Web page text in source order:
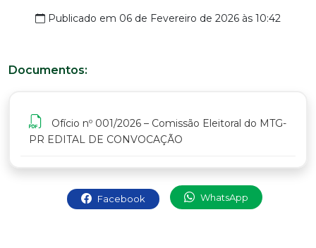
Publicado em 06 de Fevereiro de 2026 às 10:42
Documentos:
Ofício nº 001/2026 – Comissão Eleitoral do MTG-
PR EDITAL DE CONVOCAÇÃO
Facebook WhatsApp